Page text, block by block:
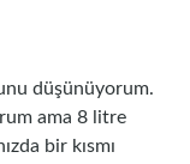
düşünüyorum.
ama 8 litre
bir kısmı